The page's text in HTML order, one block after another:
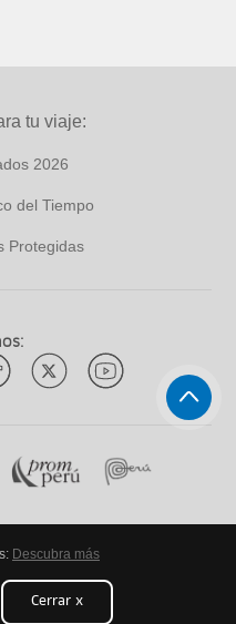
tu viaje:
2026
del Tiempo
Protegidas
ytuqueplanes 2026
Descubra más
Cerrar x